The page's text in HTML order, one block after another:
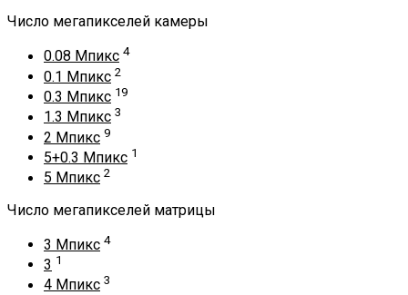
Число мегапикселей камеры
0.08 Мпикс 4
0.1 Мпикс 2
0.3 Мпикс 19
1.3 Мпикс 3
2 Мпикс 9
5+0.3 Мпикс 1
5 Мпикс 2
Число мегапикселей матрицы
3 Мпикс 4
3 1
4 Мпикс 3